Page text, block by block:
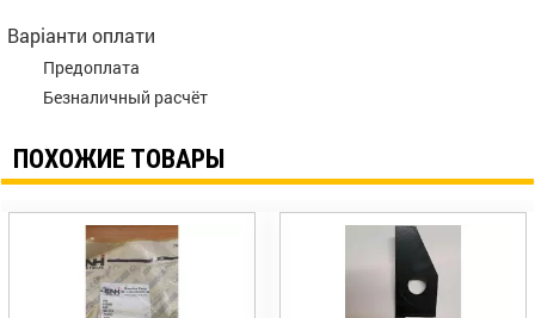
Варіанти оплати
Предоплата
Безналичный расчёт
ПОХОЖИЕ ТОВАРЫ